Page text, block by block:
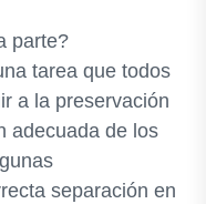
parte?
tarea que todos
a la preservación
adecuada de los
separación en